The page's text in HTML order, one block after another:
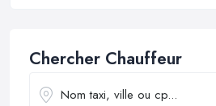
Chercher Chauffeur